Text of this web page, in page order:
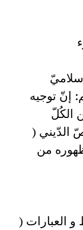
إنّ توجيه
الكُلّ
الدّيني (
ظهوره من
و العبارات (